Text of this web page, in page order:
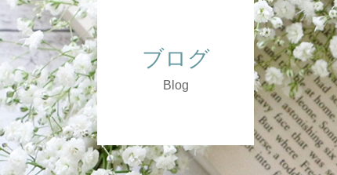
ブログ
Blog